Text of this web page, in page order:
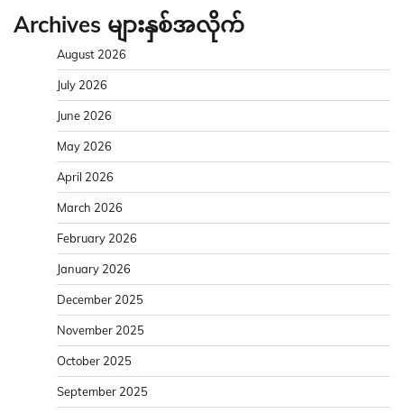
Archives များနှစ်အလိုက်
August 2026
July 2026
June 2026
May 2026
April 2026
March 2026
February 2026
January 2026
December 2025
November 2025
October 2025
September 2025